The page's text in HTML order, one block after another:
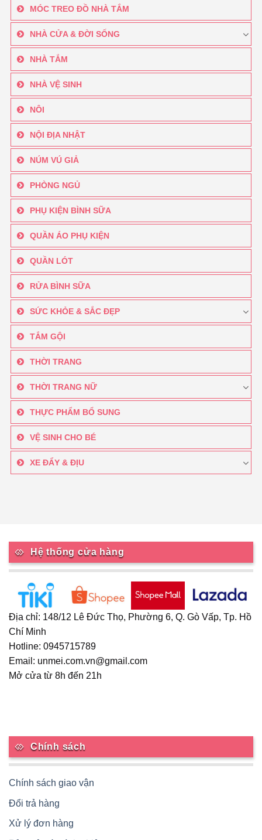
MÓC TREO ĐỒ NHÀ TẮM
NHÀ CỬA & ĐỜI SỐNG
NHÀ TẮM
NHÀ VỆ SINH
NÔI
NỘI ĐỊA NHẬT
NÚM VÚ GIẢ
PHÒNG NGỦ
PHỤ KIỆN BÌNH SỮA
QUẦN ÁO PHỤ KIỆN
QUẦN LÓT
RỬA BÌNH SỮA
SỨC KHỎE & SẮC ĐẸP
TẮM GỘI
THỜI TRANG
THỜI TRANG NỮ
THỰC PHẨM BỔ SUNG
VỆ SINH CHO BÉ
XE ĐẨY & ĐỊU
Hệ thống cửa hàng
Địa chỉ: 148/12 Lê Đức Thọ, Phường 6, Q. Gò Vấp, Tp. Hồ
Chí Minh
Hotline: 0945715789
Email: unmei.com.vn@gmail.com
Mở cửa từ 8h đến 21h
Chính sách
Chính sách giao vận
Đổi trả hàng
Xử lý đơn hàng